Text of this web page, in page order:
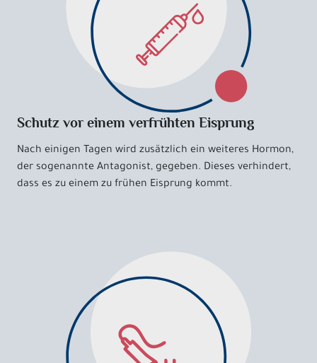
Schutz vor einem verfrühten Eisprung
Nach einigen Tagen wird zusätzlich ein weiteres Hormon,
der sogenannte Antagonist, gegeben. Dieses verhindert,
dass es zu einem zu frühen Eisprung kommt.